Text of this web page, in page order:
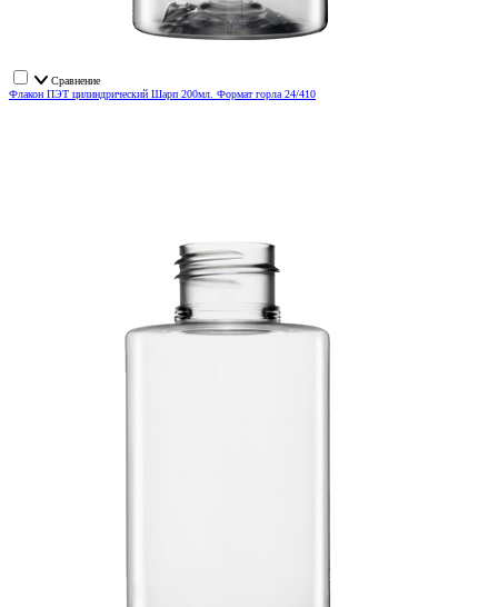
Сравнение
Флакон ПЭТ цилиндрический Шарп 200мл. Формат горла 24/410